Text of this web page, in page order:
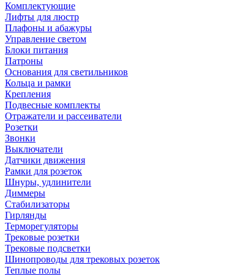
Комплектующие
Лифты для люстр
Плафоны и абажуры
Управление светом
Блоки питания
Патроны
Основания для светильников
Кольца и рамки
Крепления
Подвесные комплекты
Отражатели и рассеиватели
Розетки
Звонки
Выключатели
Датчики движения
Рамки для розеток
Шнуры, удлинители
Диммеры
Стабилизаторы
Гирлянды
Терморегуляторы
Трековые розетки
Трековые подсветки
Шинопроводы для трековых розеток
Теплые полы